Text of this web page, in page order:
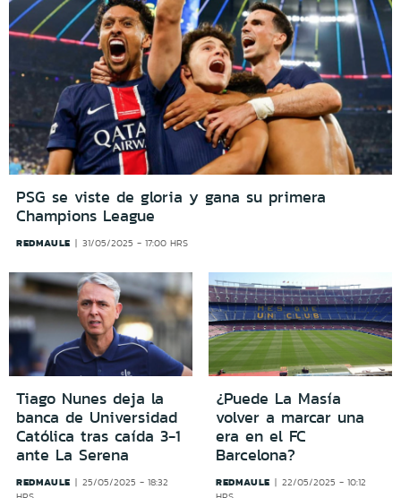
PSG se viste de gloria y gana su primera
Champions League
REDMAULE 31/05/2025 - 17:00 HRS
Tiago Nunes deja la
banca de Universidad
Católica tras caída 3-1
ante La Serena
REDMAULE
25/05/2025 - 18:32
¿Puede La Masía
volver a marcar una
era en el FC
Barcelona?
REDMAULE
22/05/2025 - 10:12